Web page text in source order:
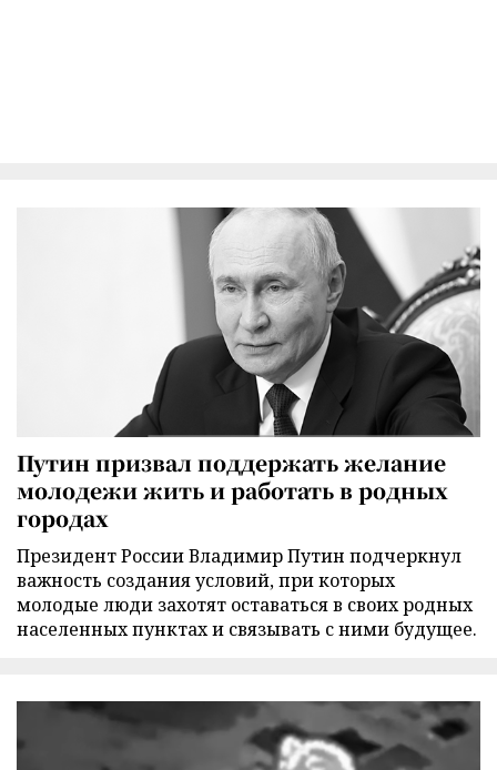
Путин призвал поддержать желание
молодежи жить и работать в родных
городах
Президент России Владимир Путин подчеркнул
важность создания условий, при которых
молодые люди захотят оставаться в своих родных
населенных пунктах и связывать с ними будущее.